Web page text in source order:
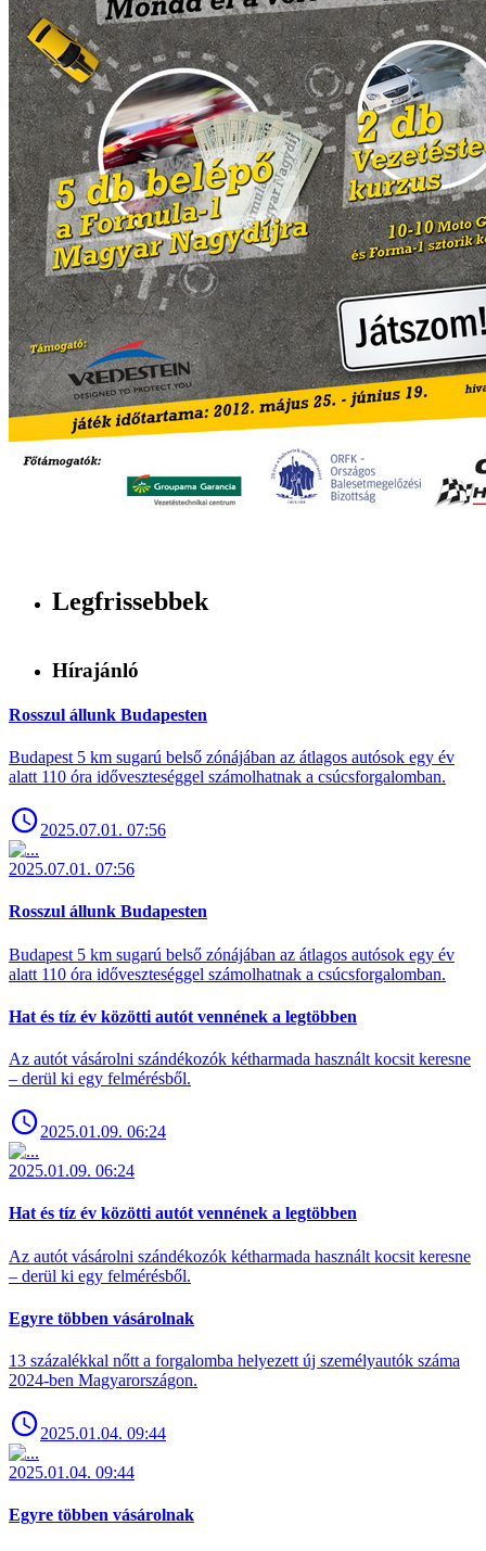
Legfrissebbek
Hírajánló
Rosszul állunk Budapesten
Budapest 5 km sugarú belső zónájában az átlagos autósok egy év
alatt 110 óra időveszteséggel számolhatnak a csúcsforgalomban.
2025.07.01. 07:56
2025.07.01. 07:56
Rosszul állunk Budapesten
Budapest 5 km sugarú belső zónájában az átlagos autósok egy év
alatt 110 óra időveszteséggel számolhatnak a csúcsforgalomban.
Hat és tíz év közötti autót vennének a legtöbben
Az autót vásárolni szándékozók kétharmada használt kocsit keresne
– derül ki egy felmérésből.
2025.01.09. 06:24
2025.01.09. 06:24
Hat és tíz év közötti autót vennének a legtöbben
Az autót vásárolni szándékozók kétharmada használt kocsit keresne
– derül ki egy felmérésből.
Egyre többen vásárolnak
13 százalékkal nőtt a forgalomba helyezett új személyautók száma
2024-ben Magyarországon.
2025.01.04. 09:44
2025.01.04. 09:44
Egyre többen vásárolnak